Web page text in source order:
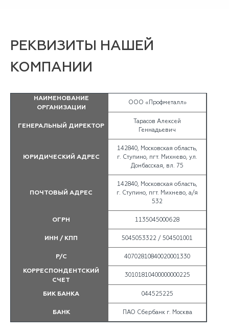
РЕКВИЗИТЫ НАШЕЙ
КОМПАНИИ
НАИМЕНОВАНИЕ
ОРГАНИЗАЦИИ
ООО «Профметалл»
ГЕНЕРАЛЬНЫЙ ДИРЕКТОР
Тарасов Алексей
Геннадьевич
ЮРИДИЧЕСКИЙ АДРЕС
142840, Московская область,
г. Ступино, пгт. Михнево, ул.
Донбасская, вл. 75
ПОЧТОВЫЙ АДРЕС
142840, Московская область,
г. Ступино, пгт. Михнево, а/я
532
ОГРН 1135045000628
ИНН / КПП 5045053322 / 504501001
Р/С 40702810840020001330
КОРРЕСПОНДЕНТСКИЙ
СЧЕТ
30101810400000000225
БИК БАНКА 044525225
БАНК ПАО Сбербанк г. Москва